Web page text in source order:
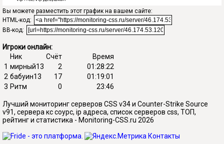
Вы можете разместить этот график на вашем сайте:
HTML-код:
BB-код:
Игроки онлайн:
Ник
Счёт
Время
1 мирный13 2
01:28:22
2 бабуин13 17
01:19:01
3 Ритм 0 23:46
Лучший мониторинг серверов CSS v34 и Counter-Strike Source
v91, сервера кс соурс, ip адреса, список серверов css, ТОП,
рейтинг и статистика - Monitoring-CSS.ru 2026
Контакты